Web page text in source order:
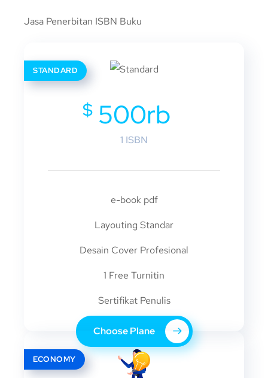
Jasa Penerbitan ISBN Buku
STANDARD
$ 500rb
1 ISBN
e-book pdf
Layouting Standar
Desain Cover Profesional
1 Free Turnitin
Sertifikat Penulis
Choose Plane
ECONOMY